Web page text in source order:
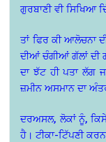
ਗੁਰਬਾਣੀ ਵੀ ਸਿਖਿਆ
ਤਾਂ ਫਿਰ ਕੀ ਆਲੋਚਨਾ
ਦੀਆਂ ਚੰਗੀਆਂ ਗੱਲਾਂ ਦੀ
ਦਾ ਝੱਟ ਹੀ ਪਤਾ ਲੱਗ
ਜ਼ਮੀਨ ਅਸਮਾਨ ਦਾ
ਦਰਅਸਲ, ਲੋਕਾਂ ਨੂੰ,
ਹੈ। ਟੀਕਾ-ਟਿੱਪਣੀ